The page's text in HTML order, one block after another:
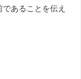
あることを伝え